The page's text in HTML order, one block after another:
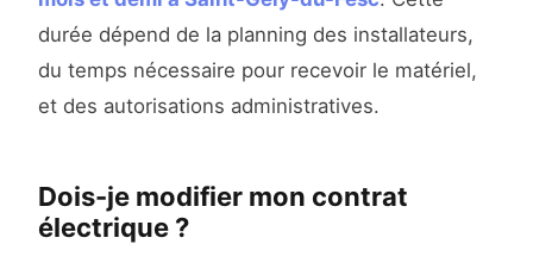
durée dépend de la planning des installateurs,
du temps nécessaire pour recevoir le matériel,
et des autorisations administratives.
Dois-je modifier mon contrat
électrique ?